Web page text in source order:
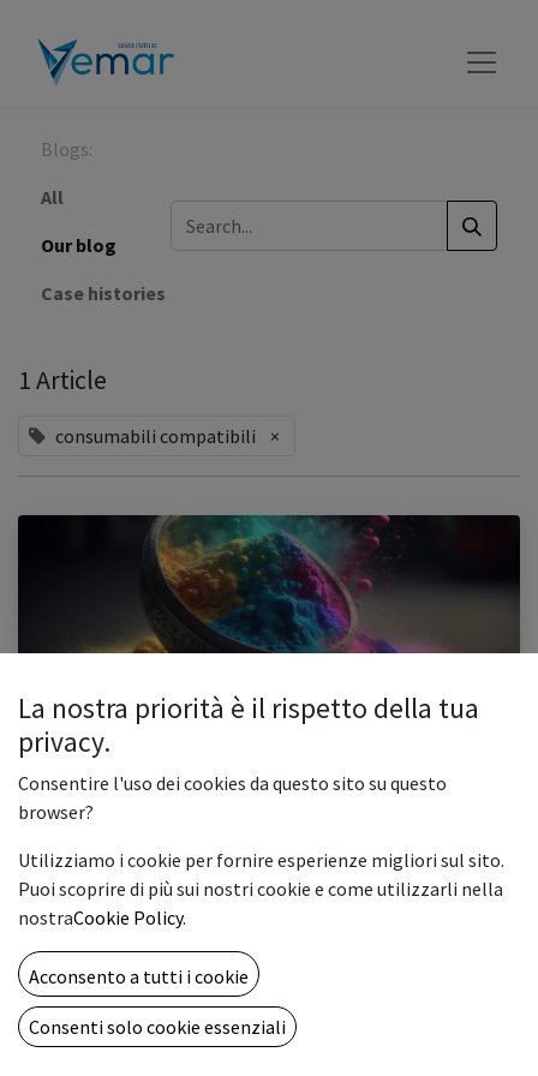
Blogs:
All
Our blog
Case histories
1 Article
consumabili compatibili ×
Consumabili: Toner o Cartucce?
Sempre più spesso è facile trovare una stampante non solo negli ambienti di
stampare in casa i documenti che, sebbene la ...
artigrafiche
inchiostri
stampante inkjet stampante laser toner
0 2740
ABOUT US
Una full immersion nel mondo della stampa digitale e delle
artigrafiche al fine di condividere idee e tecnologie
La nostra priorità è il rispetto della tua
privacy.
Consentire l'uso dei cookies da questo sito su questo
browser?
Utilizziamo i cookie per fornire esperienze migliori sul sito.
Puoi scoprire di più sui nostri cookie e come utilizzarli nella
nostraCookie Policy.
Acconsento a tutti i cookie
Consenti solo cookie essenziali